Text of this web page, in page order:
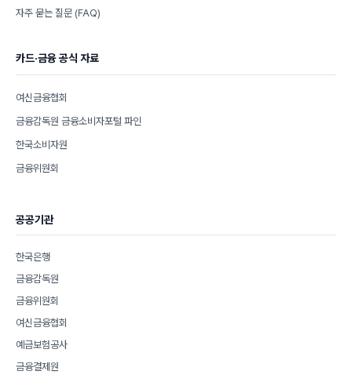
자주 묻는 질문 (FAQ)
카드·금융 공식 자료
여신금융협회
금융감독원 금융소비자포털 파인
한국소비자원
금융위원회
공공기관
한국은행
금융감독원
금융위원회
여신금융협회
예금보험공사
금융결제원